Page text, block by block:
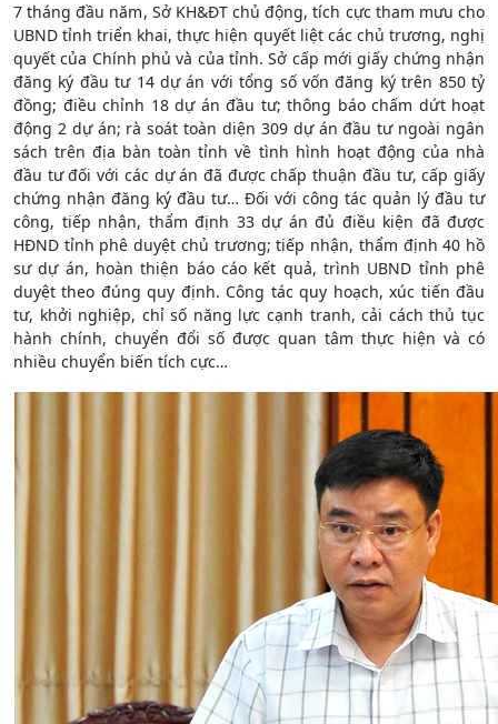
7 tháng đầu năm, Sở KH&ĐT chủ động, tích cực tham mưu cho
UBND tỉnh triển khai, thực hiện quyết liệt các chủ trương, nghị
quyết của Chính phủ và của tỉnh. Sở cấp mới giấy chứng nhận
đăng ký đầu tư 14 dự án với tổng số vốn đăng ký trên 850 tỷ
đồng; điều chỉnh 18 dự án đầu tư; thông báo chấm dứt hoạt
động 2 dự án; rà soát toàn diện 309 dự án đầu tư ngoài ngân
sách trên địa bàn toàn tỉnh về tình hình hoạt động của nhà
đầu tư đối với các dự án đã được chấp thuận đầu tư, cấp giấy
chứng nhận đăng ký đầu tư… Đối với công tác quản lý đầu tư
công, tiếp nhận, thẩm định 33 dự án đủ điều kiện đã được
HĐND tỉnh phê duyệt chủ trương; tiếp nhận, thẩm định 40 hồ
sư dự án, hoàn thiện báo cáo kết quả, trình UBND tỉnh phê
duyệt theo đúng quy định. Công tác quy hoạch, xúc tiến đầu
tư, khởi nghiệp, chỉ số năng lực cạnh tranh, cải cách thủ tục
hành chính, chuyển đổi số được quan tâm thực hiện và có
nhiều chuyển biến tích cực…